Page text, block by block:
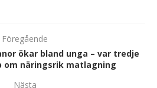
Föregående
ökar bland unga – var tredje
om näringsrik matlagning
Nästa